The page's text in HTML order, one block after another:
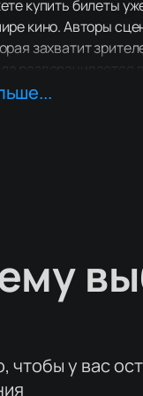
купить билеты
кино. Авторы
захватит
разворачивается
колдунья
продюсерами
на наш сайте
чтобы у вас